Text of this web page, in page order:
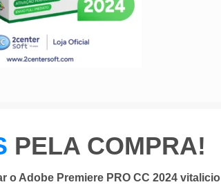
PELA COMPRA!
o Adobe Premiere PRO CC 2024 vitalicio